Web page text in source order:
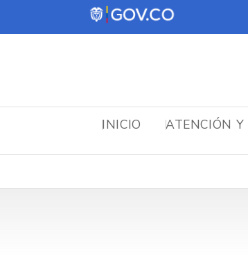
INICIO ATENCIÓN